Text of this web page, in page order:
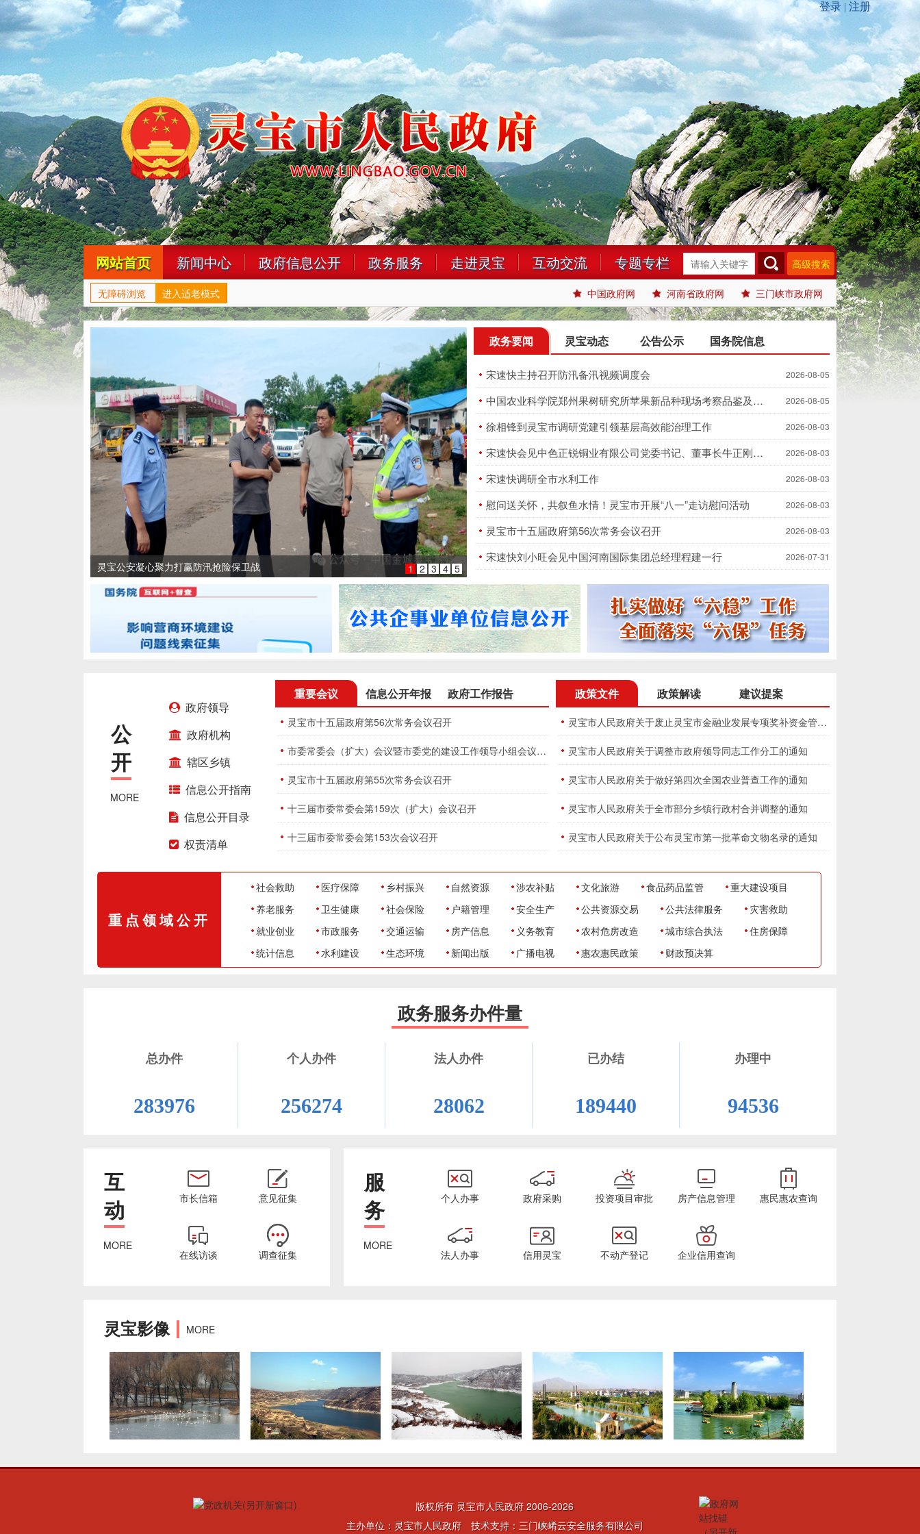
网站首页 新闻中心 政府信息公开 政务服务 走进灵宝 互动交流 专题专栏 高级搜索
无障碍浏览 进入适老模式 中国政府网 河南省政府网 三门峡市政府网
1 2 3 4 5
灵宝公安凝心聚力打赢防汛抢险保卫战
宋速快调研全市水利工作
“灵宝苹果”地理标志司法行政协同保护工作座谈会召开
省自然资源厅、应急管理厅到灵宝调研防汛防灾工作
川口镇：文艺汇演情暖桑榆 文化赋能振兴乡村
政务要闻 灵宝动态 公告公示 国务院信息
宋速快主持召开防汛备汛视频调度会 2026-08-05
中国农业科学院郑州果树研究所苹果新品种现场考察品鉴及技术交流会在灵宝市召开 2026-08-05
徐相锋到灵宝市调研党建引领基层高效能治理工作 2026-08-03
宋速快会见中色正锐铜业有限公司党委书记、董事长牛正刚一行 2026-08-03
宋速快调研全市水利工作 2026-08-03
慰问送关怀，共叙鱼水情！灵宝市开展“八一”走访慰问活动 2026-08-03
灵宝市十五届政府第56次常务会议召开 2026-08-03
宋速快刘小旺会见中国河南国际集团总经理程建一行 2026-07-31
公
开
MORE
政府领导
政府机构
辖区乡镇
信息公开指南
信息公开目录
权责清单
重要会议 信息公开年报 政府工作报告
灵宝市十五届政府第56次常务会议召开
市委常委会（扩大）会议暨市委党的建设工作领导小组会议召开
灵宝市十五届政府第55次常务会议召开
十三届市委常委会第159次（扩大）会议召开
十三届市委常委会第153次会议召开
政策文件 政策解读 建议提案
灵宝市人民政府关于废止灵宝市金融业发展专项奖补资金管理办法的通知
灵宝市人民政府关于调整市政府领导同志工作分工的通知
灵宝市人民政府关于做好第四次全国农业普查工作的通知
灵宝市人民政府关于全市部分乡镇行政村合并调整的通知
灵宝市人民政府关于公布灵宝市第一批革命文物名录的通知
重点领域公开
社会救助 医疗保障 乡村振兴 自然资源 涉农补贴 文化旅游 食品药品监管
重大建设项目
养老服务
卫生健康 社会保险 户籍管理 安全生产 公共资源交易 公共法律服务
灾害救助
就业创业
市政服务 交通运输 房产信息 义务教育 农村危房改造 城市综合执法
住房保障
统计信息
水利建设 生态环境 新闻出版 广播电视 惠农惠民政策 财政预决算
政务服务办件量
总办件
283976
个人办件
256274
法人办件
28062
已办结
189440
办理中
94536
互
动
MORE
市长信箱 意见征集
在线访谈 调查征集
服
务
MORE
个人办事 政府采购 投资项目审批 房产信息管理 惠民惠农查询
法人办事 信用灵宝 不动产登记 企业信用查询
灵宝影像 MORE
版权所有 灵宝市人民政府 2006-2026
主办单位：灵宝市人民政府 技术支持：三门峡崤云安全服务有限公司